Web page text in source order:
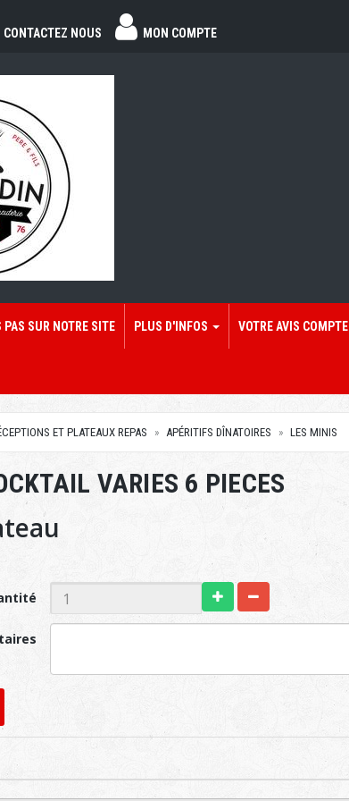
CONTACTEZ NOUS MON COMPTE
PAS SUR NOTRE SITE PLUS D'INFOS VOTRE AVIS COMPTE
ET PLATEAUX REPAS APÉRITIFS DÎNATOIRES LES MINIS
VARIES 6 PIECES